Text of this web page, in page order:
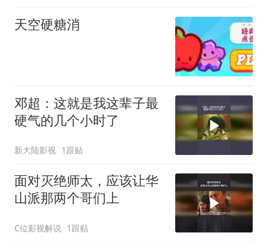
天空硬糖消
邓超：这就是我这辈子最
硬气的几个小时了
新大陆影视 1跟贴
面对灭绝师太，应该让华
山派那两个哥们上
C位影视解说 1跟贴